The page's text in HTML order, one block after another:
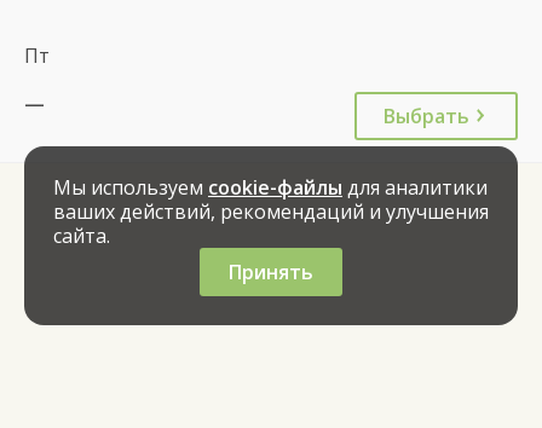
Пт
—
Выбрать
Мы используем cookie-файлы для аналитики
ваших действий, рекомендаций и улучшения
сайта.
Принять